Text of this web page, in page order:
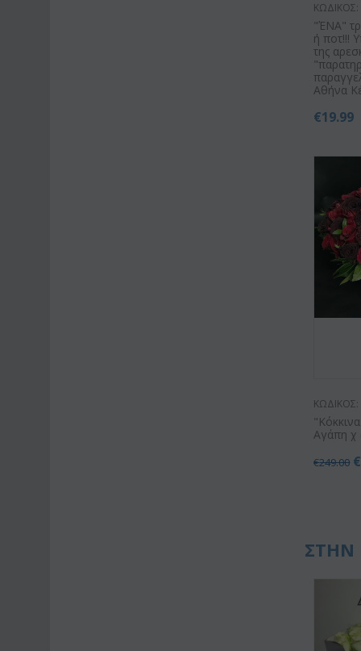
ΚΩΔΙΚΟΣ:
"ΈΝΑ"
ή ποτ!!!
της
Αθήνα
€19.99
ΚΩΔΙΚΟΣ:
Αγάπη χ
€249.00 €
ΣΤΗΝ